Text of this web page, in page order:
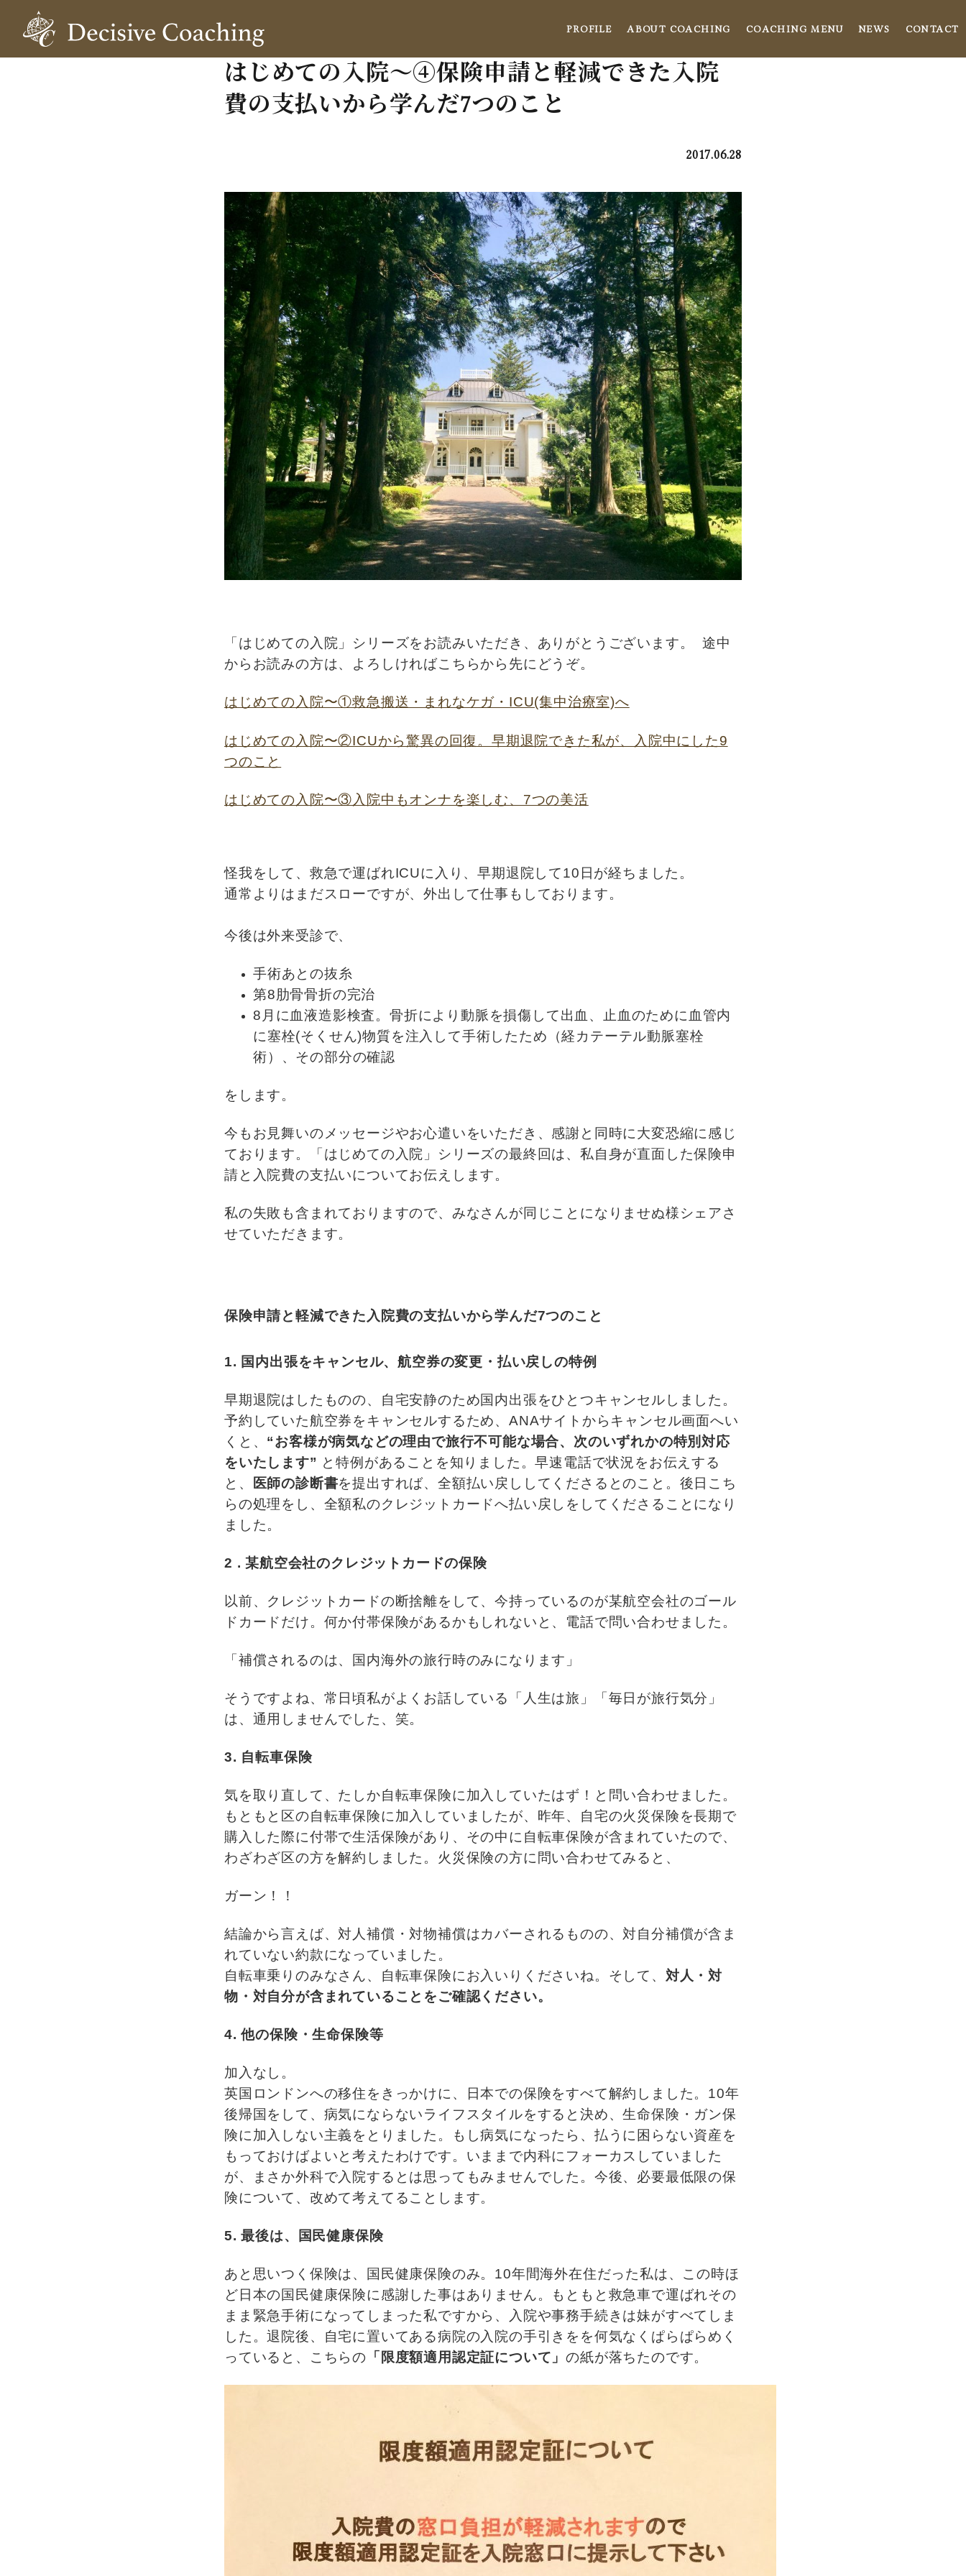
PROFILE ABOUT COACHING COACHING MENU NEWS CONTACT
はじめての入院〜④保険申請と軽減できた入院
費の支払いから学んだ7つのこと
2017.06.28
「はじめての入院」シリーズをお読みいただき、ありがとうございます。 途中
からお読みの方は、よろしければこちらから先にどうぞ。
はじめての入院〜①救急搬送・まれなケガ・ICU(集中治療室)へ
はじめての入院〜②ICUから驚異の回復。早期退院できた私が、入院中にした9
つのこと
はじめての入院〜③入院中もオンナを楽しむ、7つの美活
怪我をして、救急で運ばれICUに入り、早期退院して10日が経ちました。
通常よりはまだスローですが、外出して仕事もしております。
今後は外来受診で、
手術あとの抜糸
第8肋骨骨折の完治
8月に血液造影検査。骨折により動脈を損傷して出血、止血のために血管内
に塞栓(そくせん)物質を注入して手術したため（経カテーテル動脈塞栓
術）、その部分の確認
をします。
今もお見舞いのメッセージやお心遣いをいただき、感謝と同時に大変恐縮に感じ
ております。「はじめての入院」シリーズの最終回は、私自身が直面した保険申
請と入院費の支払いについてお伝えします。
私の失敗も含まれておりますので、みなさんが同じことになりませぬ様シェアさ
せていただきます。
保険申請と軽減できた入院費の支払いから学んだ7つのこと
1. 国内出張をキャンセル、航空券の変更・払い戻しの特例
早期退院はしたものの、自宅安静のため国内出張をひとつキャンセルしました。
予約していた航空券をキャンセルするため、ANAサイトからキャンセル画面へい
くと、 “お客様が病気などの理由で旅行不可能な場合、次のいずれかの特別対応
をいたします” と特例があることを知りました。早速電話で状況をお伝えする
と、
医師の診断書を提出すれば、全額払い戻ししてくださるとのこと。後日こち
らの処理をし、全額私のクレジットカードへ払い戻しをしてくださることになり
ました。
2 . 某航空会社のクレジットカードの保険
以前、クレジットカードの断捨離をして、今持っているのが某航空会社のゴール
ドカードだけ。何か付帯保険があるかもしれないと、電話で問い合わせました。
「補償されるのは、国内海外の旅行時のみになります」
そうですよね、常日頃私がよくお話している「人生は旅」「毎日が旅行気分」
は、通用しませんでした、笑。
3. 自転車保険
気を取り直して、たしか自転車保険に加入していたはず！と問い合わせました。
もともと区の自転車保険に加入していましたが、昨年、自宅の火災保険を長期で
購入した際に付帯で生活保険があり、その中に自転車保険が含まれていたので、
わざわざ区の方を解約しました。火災保険の方に問い合わせてみると、
ガーン！！
結論から言えば、対人補償・対物補償はカバーされるものの、対自分補償が含ま
れていない約款になっていました。
自転車乗りのみなさん、自転車保険にお入いりくださいね。そして、 対人・対
物・対自分が含まれていることをご確認ください。
4. 他の保険・生命保険等
加入なし。
英国ロンドンへの移住をきっかけに、日本での保険をすべて解約しました。10年
後帰国をして、病気にならないライフスタイルをすると決め、生命保険・ガン保
険に加入しない主義をとりました。もし病気になったら、払うに困らない資産を
もっておけばよいと考えたわけです。いままで内科にフォーカスしていました
が、まさか外科で入院するとは思ってもみませんでした。今後、必要最低限の保
険について、改めて考えてることします。
5. 最後は、国民健康保険
あと思いつく保険は、国民健康保険のみ。 10年間海外在住だった私は、この時ほ
ど日本の国民健康保険に感謝した事はありません。もともと救急車で運ばれその
まま緊急手術になってしまった私ですから、入院や事務手続きは妹がすべてしま
した。退院後、自宅に置いてある病院の入院の手引きをを何気なくぱらぱらめく
っていると、こちらの 「限度額適用認定証について」の紙が落ちたのです。